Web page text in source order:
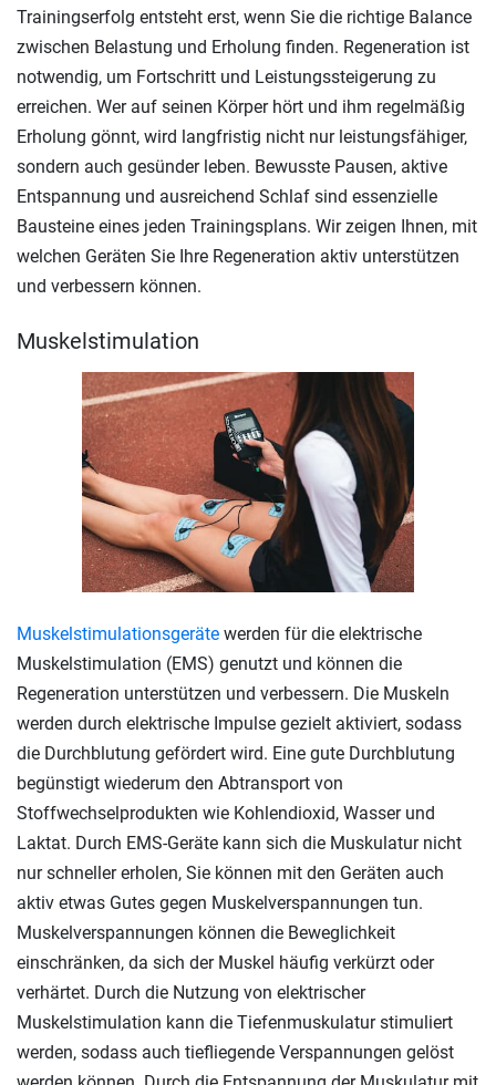
Trainingserfolg entsteht erst, wenn Sie die richtige Balance
zwischen Belastung und Erholung finden. Regeneration ist
notwendig, um Fortschritt und Leistungssteigerung zu
erreichen. Wer auf seinen Körper hört und ihm regelmäßig
Erholung gönnt, wird langfristig nicht nur leistungsfähiger,
sondern auch gesünder leben. Bewusste Pausen, aktive
Entspannung und ausreichend Schlaf sind essenzielle
Bausteine eines jeden Trainingsplans. Wir zeigen Ihnen, mit
welchen Geräten Sie Ihre Regeneration aktiv unterstützen
und verbessern können.
Muskelstimulation
Muskelstimulationsgeräte werden für die elektrische
Muskelstimulation (EMS) genutzt und können die
Regeneration unterstützen und verbessern. Die Muskeln
werden durch elektrische Impulse gezielt aktiviert, sodass
die Durchblutung gefördert wird. Eine gute Durchblutung
begünstigt wiederum den Abtransport von
Stoffwechselprodukten wie Kohlendioxid, Wasser und
Laktat. Durch EMS-Geräte kann sich die Muskulatur nicht
nur schneller erholen, Sie können mit den Geräten auch
aktiv etwas Gutes gegen Muskelverspannungen tun.
Muskelverspannungen können die Beweglichkeit
einschränken, da sich der Muskel häufig verkürzt oder
verhärtet. Durch die Nutzung von elektrischer
Muskelstimulation kann die Tiefenmuskulatur stimuliert
werden, sodass auch tiefliegende Verspannungen gelöst